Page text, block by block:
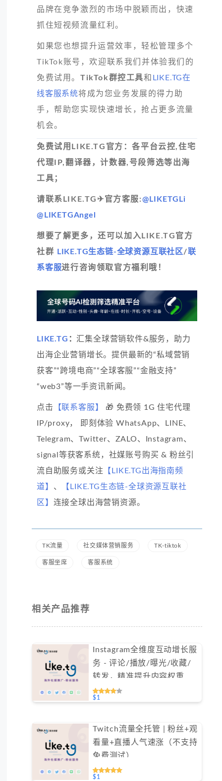
品牌在竞争激烈的市场中脱颖而出，快速
抓住短视频流量红利。
如果您也想提升运营效率，轻松管理多个
TikTok账号，欢迎联系我们并体验我们的
免费试用。 TikTok群控工具和
LIKE.TG在
线客服系统将成为您业务发展的得力助
手，帮助您实现快速增长，抢占更多流量
机会。
免费试用LIKE.TG官方：各平台云控,住宅
代理IP,翻译器，计数器,号段筛选等出海
工具；
请联系LIKE.TG✈官方客服:@LIKETGLi
@LIKETGAngel
想要了解更多，还可以加入LIKE.TG官方
社群
LIKE.TG生态链-全球资源互联社区 /联
系客服进行咨询领取官方福利哦！
LIKE.TG ： 汇集全球营销软件&服务，助力
出海企业营销增长。提供最新的“私域营销
获客”“跨境电商”“全球客服”“金融支持”
“web3”等一手资讯新闻。
点击 【联系客服】
🎁 免费领 1G 住宅代理
IP/proxy， 即刻体验 WhatsApp、LINE、
Telegram、Twitter、ZALO、Instagram、
signal等获客系统，社媒账号购买 & 粉丝引
流自助服务或关注 【LIKE.TG出海指南频
道】 、
【LIKE.TG生态链-全球资源互联社
区】 连接全球出海营销资源。
TK流量 社交媒体营销服务 TK-tiktok
客服坐席 客服系统
相关产品推荐
Instagram全维度互动增长服
务 - 评论/播放/曝光/收藏/
转发，精准提升内容权重
（不支持免费测试）
$1
Twitch流量全托管 | 粉丝+观
看量+直播人气速涨（不支持
免费测试）
$1